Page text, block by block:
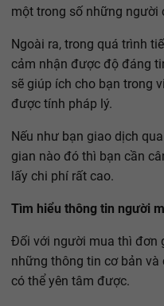
một trong số những người
Ngoài ra, trong quá trình
cảm nhận được độ đáng
sẽ giúp ích cho bạn trong
được tính pháp lý.
Nếu như bạn giao dịch
gian nào đó thì bạn cần
lấy chi phí rất cao.
Tìm hiểu thông tin người
Đối với người mua thì đơn
những thông tin cơ bản
có thể yên tâm được.